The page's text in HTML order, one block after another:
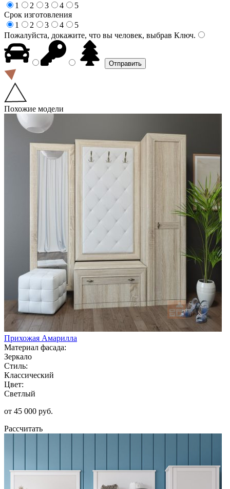
1
2 3 4
5
Срок изготовления
1
2 3 4
5
Пожалуйста, докажите, что вы человек, выбрав Ключ.
Похожие модели
Прихожая Амарилла
Материал фасада:
Зеркало
Стиль:
Классический
Цвет:
Светлый
от 45 000 руб.
Рассчитать